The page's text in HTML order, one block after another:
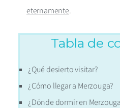
eternamente.
Tabla de
¿Qué desierto visitar?
¿Cómo llegar a Merzouga?
¿Dónde dormir en